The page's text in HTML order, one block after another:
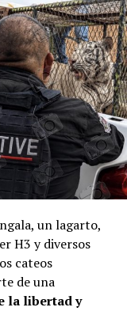
un lagarto,
H3 y diversos
cateos
de una
la libertad y